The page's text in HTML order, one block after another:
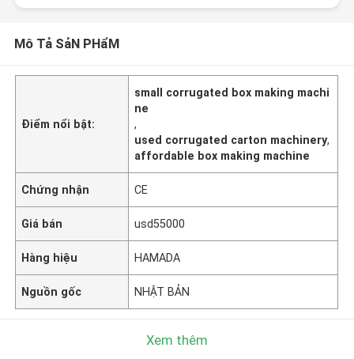
Mô Tả SảN PHẩM
Điểm nổi bật:
small corrugated box making machi
ne
,
used corrugated carton machinery,
affordable box making machine
Chứng nhận CE
Giá bán usd55000
Hàng hiệu HAMADA
Nguồn gốc NHẬT BẢN
Xem thêm